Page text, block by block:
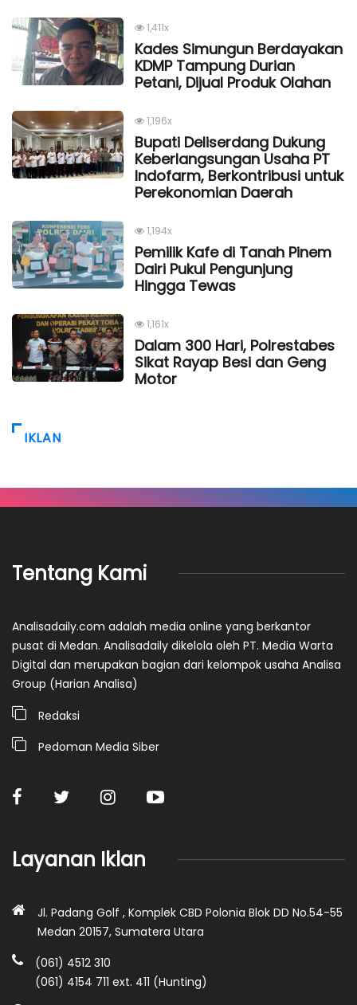
1,411x
Kades Simungun Berdayakan
KDMP Tampung Durian
Petani, Dijual Produk Olahan
1,196x
Bupati Deliserdang Dukung
Keberlangsungan Usaha PT
Indofarm, Berkontribusi untuk
Perekonomian Daerah
1,194x
Pemilik Kafe di Tanah Pinem
Dairi Pukul Pengunjung
Hingga Tewas
1,161x
Dalam 300 Hari, Polrestabes
Sikat Rayap Besi dan Geng
Motor
IKLAN
Tentang Kami
Analisadaily.com adalah media online yang berkantor
pusat di Medan. Analisadaily dikelola oleh PT. Media Warta
Digital dan merupakan bagian dari kelompok usaha Analisa
Group (Harian Analisa)
Redaksi
Pedoman Media Siber
Layanan Iklan
Jl. Padang Golf , Komplek CBD Polonia Blok DD No.54-55
Medan 20157, Sumatera Utara
(061) 4512 310
(061) 4154 711 ext. 411 (Hunting)